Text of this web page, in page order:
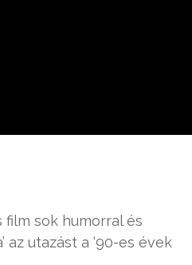
sok humorral és
utazást a ‘90-es évek